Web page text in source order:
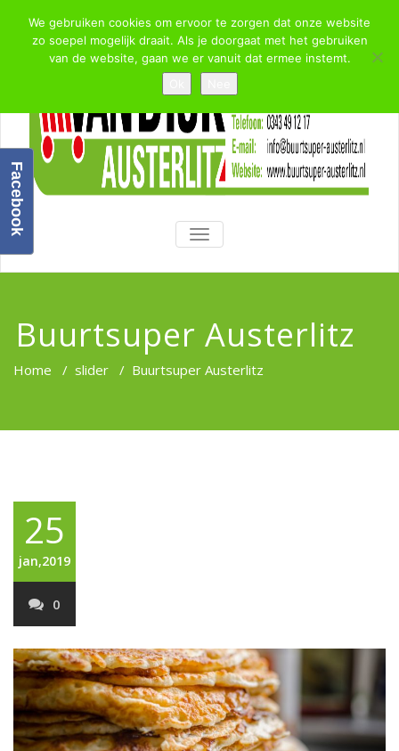
TOGGLE
Buurtsuper Austerlitz
Home / slider / Buurtsuper Austerlitz
25
jan,2019
0
Facebook
We gebruiken cookies om ervoor te zorgen dat onze website
zo soepel mogelijk draait. Als je doorgaat met het gebruiken
van de website, gaan we er vanuit dat ermee instemt.